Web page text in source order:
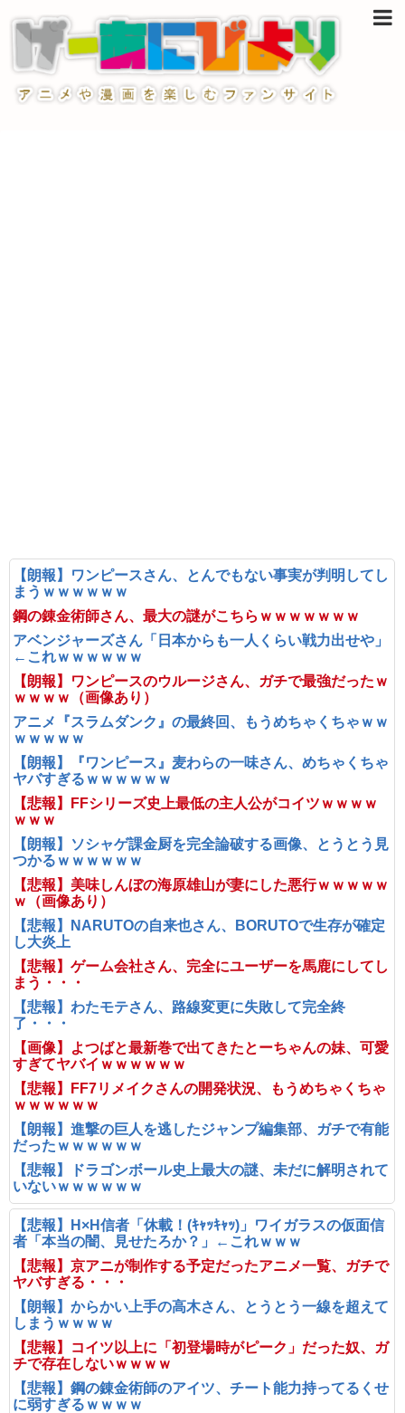
【朗報】ワンピースさん、とんでもない事実が判明してし
まうｗｗｗｗｗｗ
鋼の錬金術師さん、最大の謎がこちらｗｗｗｗｗｗｗ
アベンジャーズさん「日本からも一人くらい戦力出せや」
←これｗｗｗｗｗｗ
【朗報】ワンピースのウルージさん、ガチで最強だったｗ
ｗｗｗｗ（画像あり）
アニメ『スラムダンク』の最終回、もうめちゃくちゃｗｗ
ｗｗｗｗｗ
【朗報】『ワンピース』麦わらの一味さん、めちゃくちゃ
ヤバすぎるｗｗｗｗｗｗ
【悲報】FFシリーズ史上最低の主人公がコイツｗｗｗｗ
ｗｗｗ
【朗報】ソシャゲ課金厨を完全論破する画像、とうとう見
つかるｗｗｗｗｗｗ
【悲報】美味しんぼの海原雄山が妻にした悪行ｗｗｗｗｗ
ｗ（画像あり）
【悲報】NARUTOの自来也さん、BORUTOで生存が確定
し大炎上
【悲報】ゲーム会社さん、完全にユーザーを馬鹿にしてし
まう・・・
【悲報】わたモテさん、路線変更に失敗して完全終
了・・・
【画像】よつばと最新巻で出てきたとーちゃんの妹、可愛
すぎてヤバイｗｗｗｗｗｗ
【悲報】FF7リメイクさんの開発状況、もうめちゃくちゃ
ｗｗｗｗｗｗ
【朗報】進撃の巨人を逃したジャンプ編集部、ガチで有能
だったｗｗｗｗｗｗ
【悲報】ドラゴンボール史上最大の謎、未だに解明されて
いないｗｗｗｗｗｗ
【悲報】H×H信者「休載！(ｷｬｯｷｬｯ)」ワイガラスの仮面信
者「本当の闇、見せたろか？」←これｗｗｗ
【悲報】京アニが制作する予定だったアニメ一覧、ガチで
ヤバすぎる・・・
【朗報】からかい上手の高木さん、とうとう一線を超えて
しまうｗｗｗｗ
【悲報】コイツ以上に「初登場時がピーク」だった奴、ガ
チで存在しないｗｗｗｗ
【悲報】鋼の錬金術師のアイツ、チート能力持ってるくせ
に弱すぎるｗｗｗｗ